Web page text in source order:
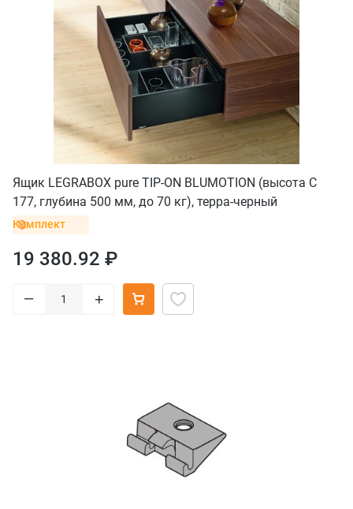
Ящик LEGRABOX pure TIP-ON BLUMOTION (высота C
177, глубина 500 мм, до 70 кг), терра-черный
Комплект
19 380.92 ₽
– +